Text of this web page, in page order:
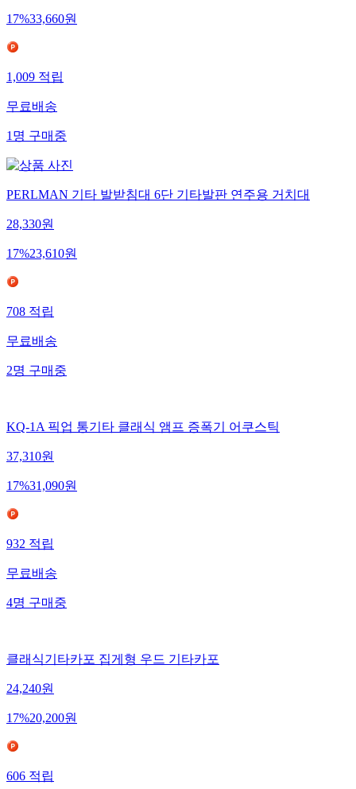
17%33,660원
1,009적립
무료배송
1명구매중
PERLMAN 기타 발받침대 6단 기타발판 연주용 거치대
28,330원
17%23,610원
708적립
무료배송
2명구매중
KQ-1A 픽업 통기타 클래식 앰프 증폭기 어쿠스틱
37,310원
17%31,090원
932적립
무료배송
4명구매중
클래식기타카포 집게형 우드 기타카포
24,240원
17%20,200원
606적립